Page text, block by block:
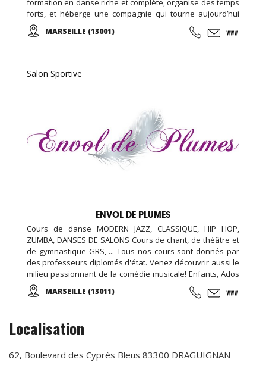
formation en danse riche et complète, organise des temps
forts, et héberge une compagnie qui tourne aujourd’hui
dans toute la France : Cours de danse (flamenco et
sévillanes tout niveau et tout âge), spectacles, créations,
MARSEILLE (13001)
Salon Sportive
ENVOL DE PLUMES
Cours de danse MODERN JAZZ, CLASSIQUE, HIP HOP,
ZUMBA, DANSES DE SALONS Cours de chant, de théâtre et
de gymnastique GRS, ... Tous nos cours sont donnés par
des professeurs diplomés d'état. Venez découvrir aussi le
milieu passionnant de la comédie musicale! Enfants, Ados
et Adultes. Stages vacances, Anniversaires, ... Cours
d'essai offert !
MARSEILLE (13011)
Localisation
62, Boulevard des Cyprès Bleus 83300 DRAGUIGNAN